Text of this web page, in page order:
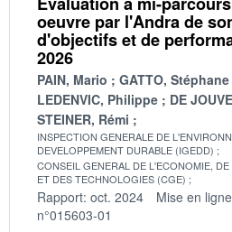
oeuvre par l'Andra de
d'objectifs et de
2026
PAIN, Mario
GATTO, Stéphane
LEDENVIC, Philippe
DE
STEINER, Rémi
INSPECTION GENERALE DE
DEVELOPPEMENT DURABLE (IGEDD)
CONSEIL GENERAL DE L'ECONOMIE,
ET DES TECHNOLOGIES (CGE)
Rapport: oct. 2024 Mise en
n°015603-01